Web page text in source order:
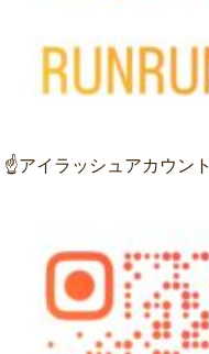
☝アイラッシュアカウント